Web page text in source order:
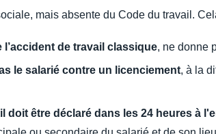
mais absente du Code du travail.
l’accident de travail classique, ne donne
le salarié contre un licenciement, à la
doit être déclaré dans les 24 heures à